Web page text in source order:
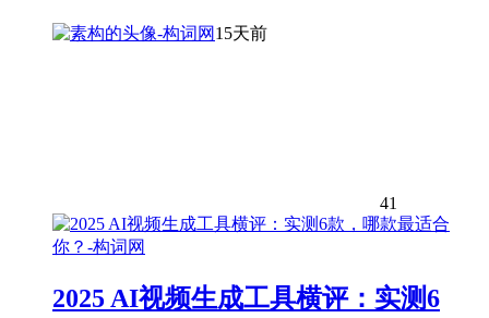
15天前
41
2025 AI视频生成工具横评：实测6